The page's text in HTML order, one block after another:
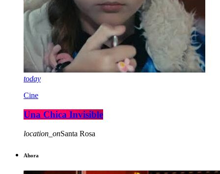
today
Cine
Una Chica Invisible
location_onSanta Rosa
Ahora